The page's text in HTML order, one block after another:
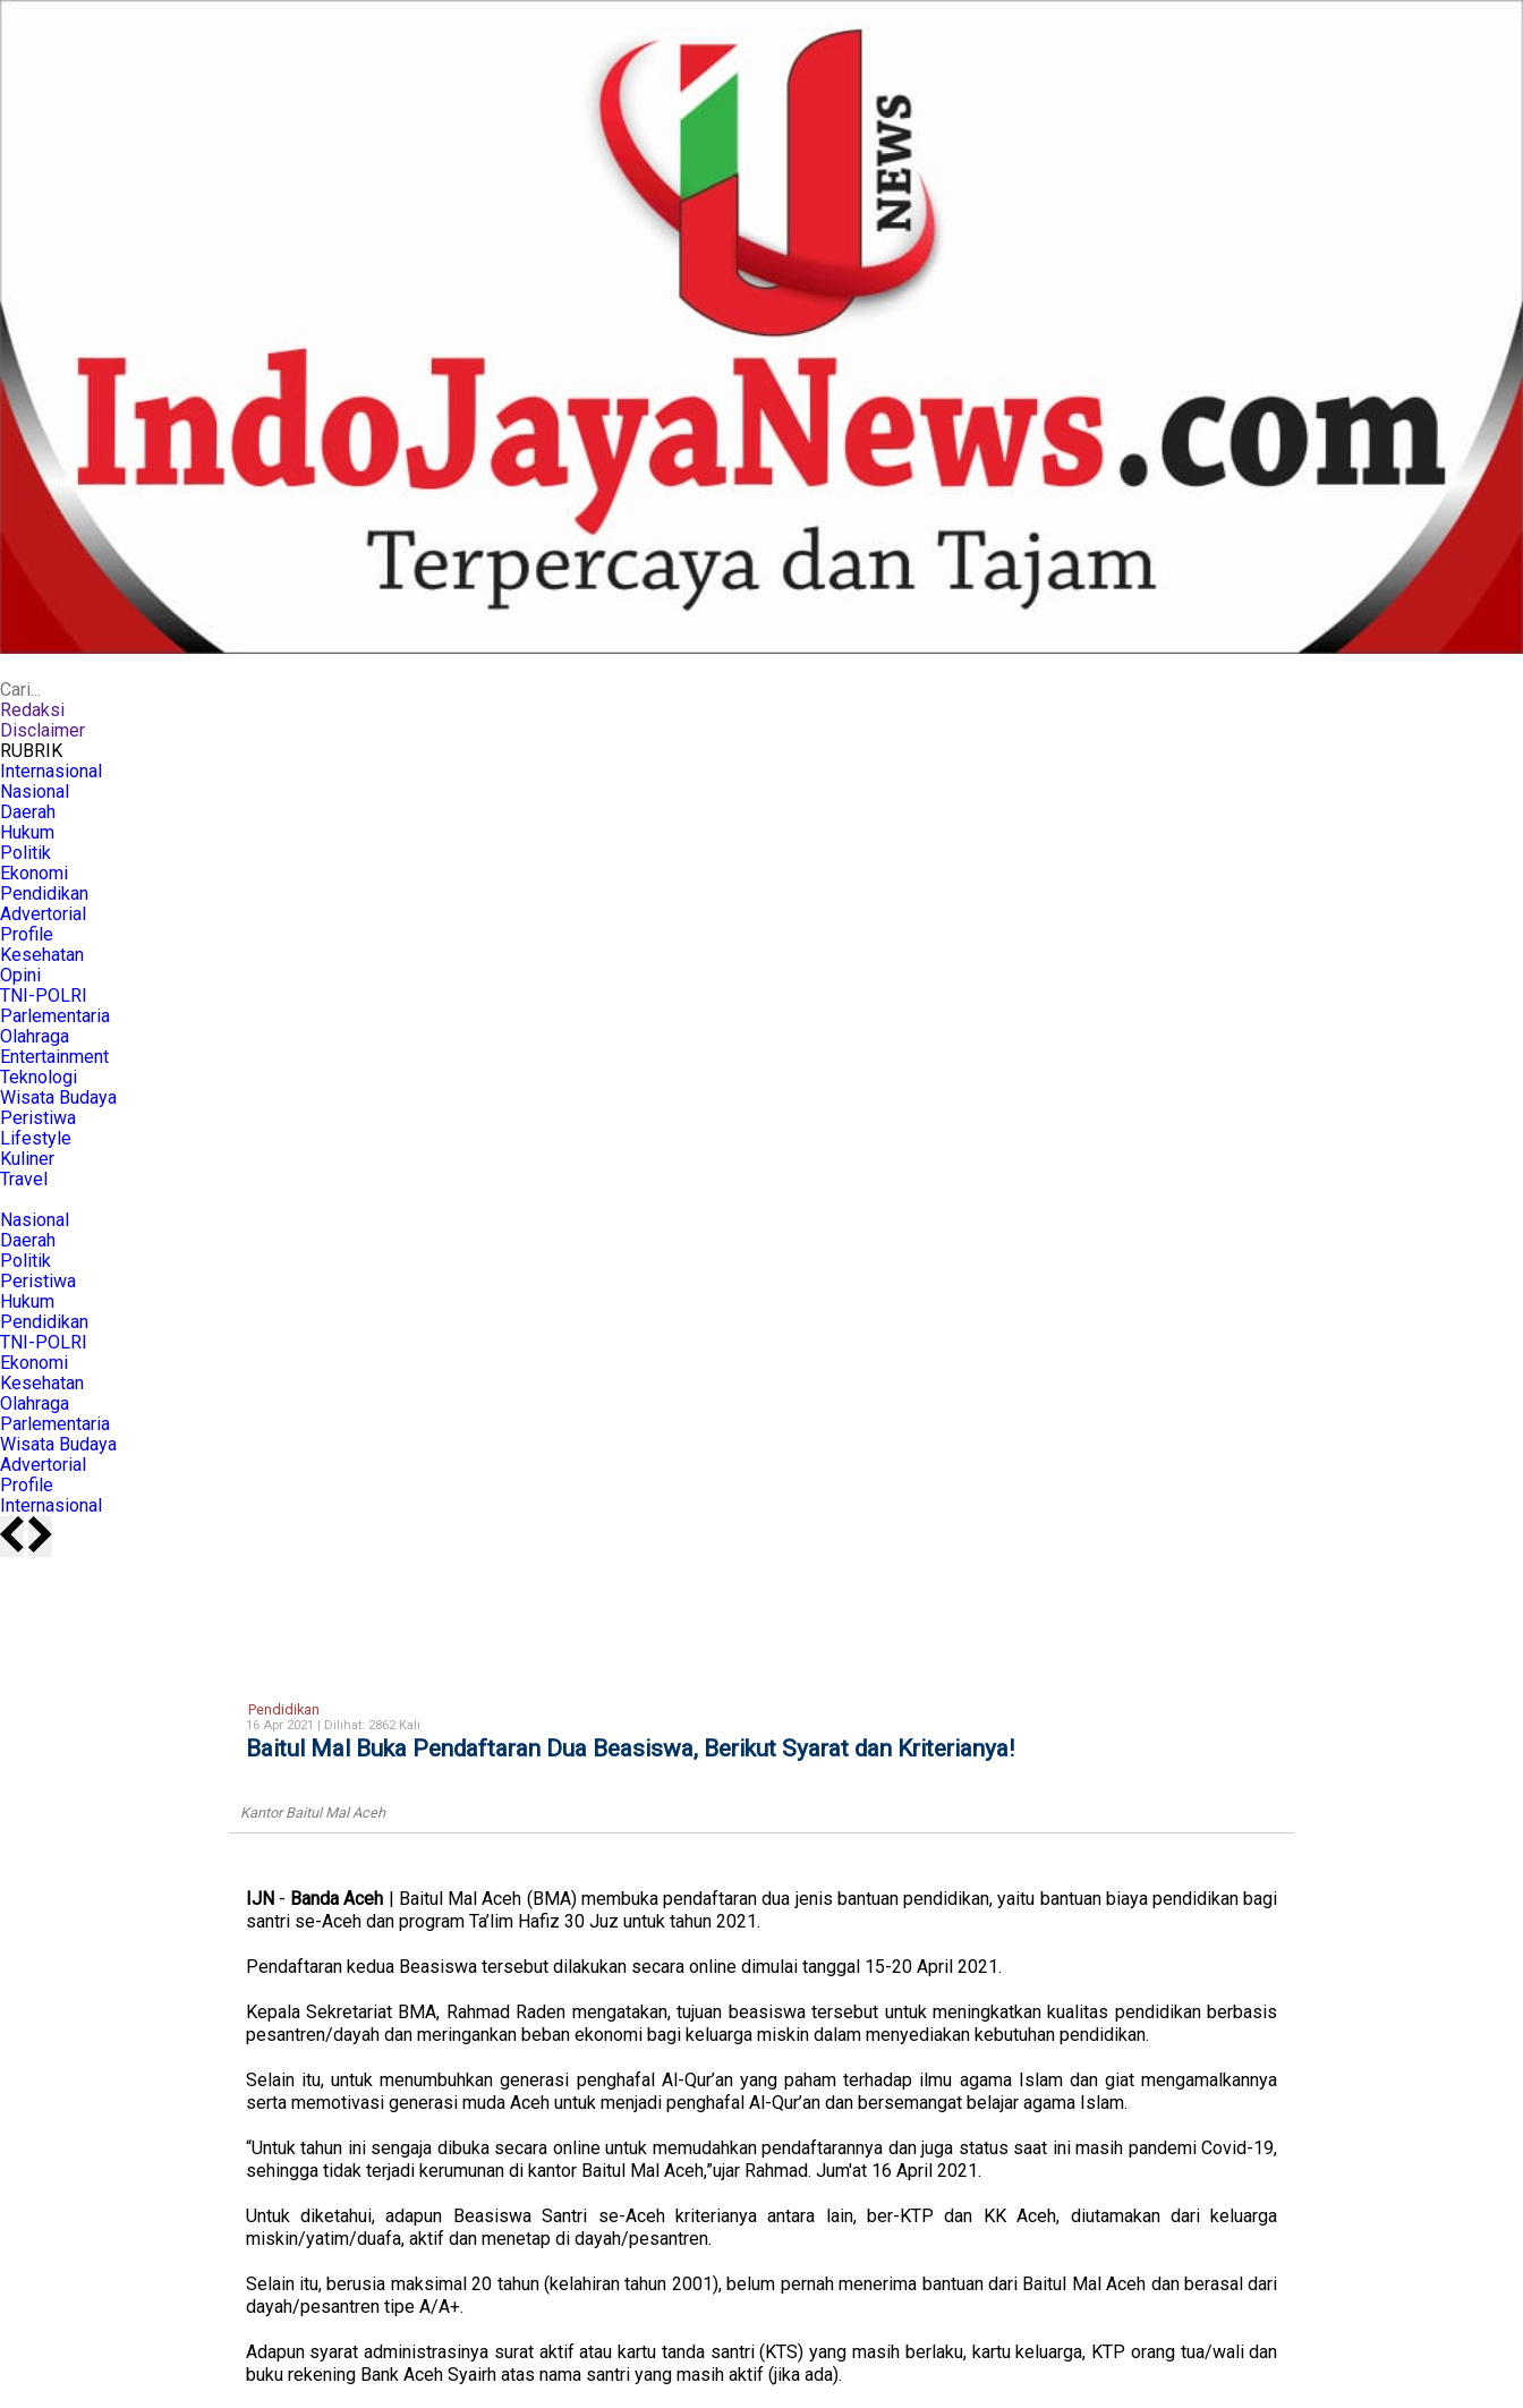
Redaksi
Disclaimer
RUBRIK
Internasional
Nasional
Daerah
Hukum
Politik
Ekonomi
Pendidikan
Advertorial
Profile
Kesehatan
Opini
TNI-POLRI
Parlementaria
Olahraga
Entertainment
Teknologi
Wisata Budaya
Peristiwa
Lifestyle
Kuliner
Travel
Nasional
Daerah
Politik
Peristiwa
Hukum
Pendidikan
TNI-POLRI
Ekonomi
Kesehatan
Olahraga
Parlementaria
Wisata Budaya
Advertorial
Profile
Internasional
Pendidikan
16 Apr 2021 | Dilihat: 2862 Kali
Baitul Mal Buka Pendaftaran Dua Beasiswa, Berikut Syarat dan Kriterianya!
Kantor Baitul Mal Aceh
IJN- Banda Aceh | Baitul Mal Aceh (BMA) membuka pendaftaran dua jenis bantuan pendidikan, yaitu bantuan biaya pendidikan bagi
santri se-Aceh dan program Ta’lim Hafiz 30 Juz untuk tahun 2021.
Pendaftarankedua Beasiswa tersebut dilakukan secara online dimulai tanggal 15-20 April 2021.
Kepala Sekretariat BMA, Rahmad Raden mengatakan, tujuan beasiswa tersebut untuk meningkatkan kualitas pendidikan berbasis
pesantren/dayah dan meringankan beban ekonomi bagi keluarga miskin dalam menyediakan kebutuhan pendidikan.
Selain itu, untuk menumbuhkan generasi penghafal Al-Qur’an yang paham terhadap ilmu agama Islam dan giat mengamalkannya
serta memotivasi generasi muda Aceh untuk menjadi penghafal Al-Qur’an dan bersemangat belajar agama Islam.
“Untuk tahun ini sengaja dibuka secara online untuk memudahkan pendaftarannya dan juga status saat ini masih pandemi Covid-19,
sehingga tidak terjadi kerumunan di kantor Baitul Mal Aceh,”ujar Rahmad. Jum'at 16 April 2021.
Untuk diketahui, adapun Beasiswa Santri se-Aceh kriterianya antara lain, ber-KTP dan KK Aceh, diutamakan dari keluarga
miskin/yatim/duafa, aktif dan menetap di dayah/pesantren.
Selain itu, berusia maksimal 20 tahun (kelahiran tahun 2001), belum pernah menerima bantuan dari Baitul Mal Aceh dan berasal dari
dayah/pesantren tipe A/A+.
Adapun syarat administrasinya surat aktif atau kartu tanda santri (KTS) yang masih berlaku, kartu keluarga, KTP orang tua/wali dan
buku rekening Bank Aceh Syairh atas nama santri yang masih aktif (jika ada).